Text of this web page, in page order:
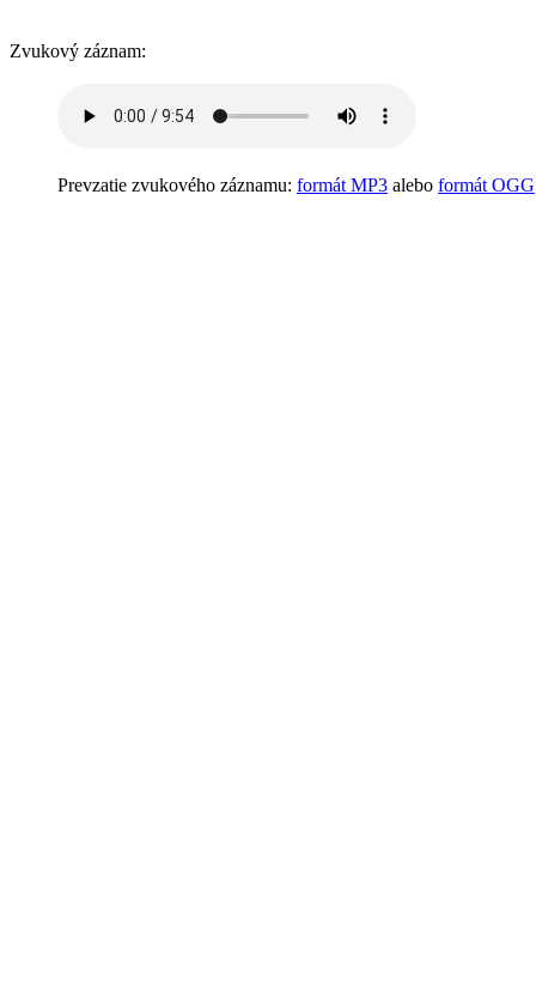
Zvukový záznam:
Prevzatie zvukového záznamu: formát MP3 alebo formát OGG